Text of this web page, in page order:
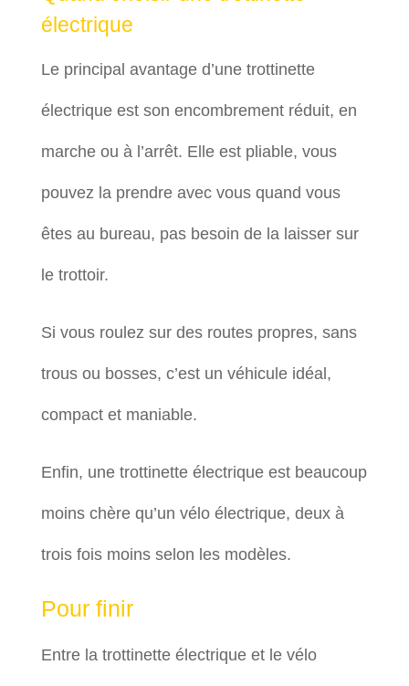
électrique
Le principal avantage d’une trottinette
électrique est son encombrement réduit, en
marche ou à l’arrêt. Elle est pliable, vous
pouvez la prendre avec vous quand vous
êtes au bureau, pas besoin de la laisser sur
le trottoir.
Si vous roulez sur des routes propres, sans
trous ou bosses, c’est un véhicule idéal,
compact et maniable.
Enfin, une trottinette électrique est beaucoup
moins chère qu’un vélo électrique, deux à
trois fois moins selon les modèles.
Pour finir
Entre la trottinette électrique et le vélo